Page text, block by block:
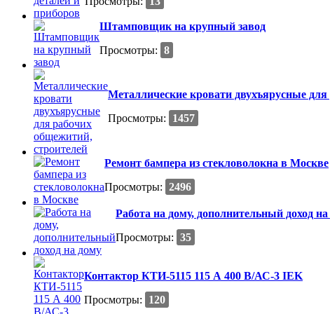
Штамповщик на крупный завод
Просмотры: 8
Металлические кровати двухъярусные
Просмотры:
1457
Ремонт бампера из стекловолокна в Москве
Просмотры: 2496
Работа на дому, дополнительный доход
Просмотры: 35
Контактор КТИ-5115 115 А 400 В/АС-3 IEK
Просмотры:
120